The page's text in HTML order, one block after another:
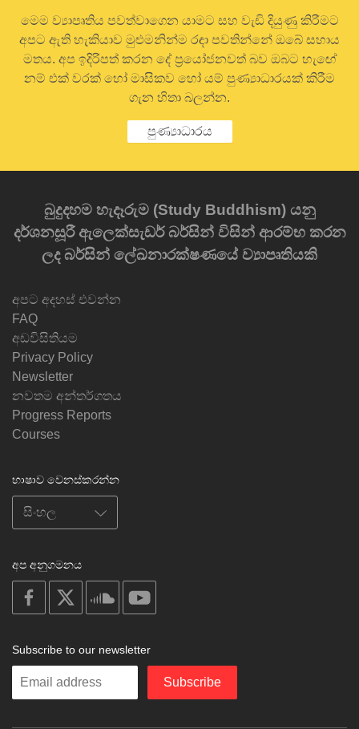
මෙම ව්‍යාපෘතිය පවත්වාගෙන යාමට සහ වැඩි දියුණු කිරීමට
අපට ඇති හැකියාව මුළුමනින්ම රඳා පවතින්නේ ඔබේ සහාය
මතය. අප ඉදිරිපත් කරන දේ ප්‍රයෝජනවත් බව ඔබට හැඟේ
නම් එක් වරක් හෝ මාසිකව හෝ යම් පුණ්‍යාධාරයක් කිරීම
ගැන හිතා බලන්න.
පුණ්‍යාධාරය
බුදුදහම හැදෑරුම (Study Buddhism) යනු
දර්ශනසූරී ඇලෙක්සැඩර් බර්සින් විසින් ආරම්භ කරන
ලද බර්සින් ලේඛනාරක්ෂණයේ ව්‍යාපෘතියකි
අපට අදහස් එවන්න
FAQ
අඩවිසිතියම
Privacy Policy
Newsletter
නවතම අන්තර්ගතය
Progress Reports
Courses
භාෂාව වෙනස්කරන්න
අප අනුගමනය
on
facebook
soundcloud
Subscribe to our newsletter
Enter
Subscribe